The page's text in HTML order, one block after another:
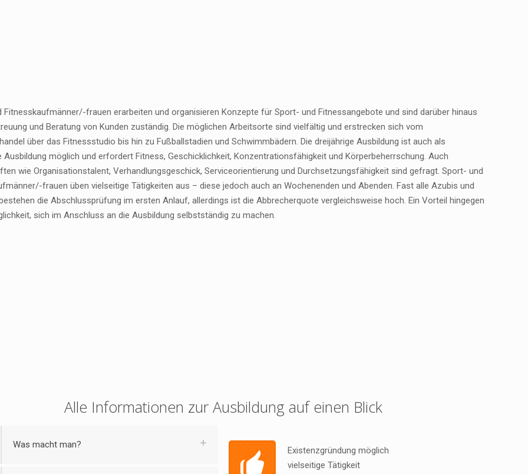
Fitnesskaufmänner/-frauen erarbeiten und organisieren Konzepte für Sport- und Fitnessangebote und sind darüber hinaus
und Beratung von Kunden zuständig. Die möglichen Arbeitsorte sind vielfältig und erstrecken sich vom
über das Fitnessstudio bis hin zu Fußballstadien und Schwimmbädern. Die dreijährige Ausbildung ist auch als
Ausbildung möglich und erfordert Fitness, Geschicklichkeit, Konzentrationsfähigkeit und Körperbeherrschung. Auch
wie Organisationstalent, Verhandlungsgeschick, Serviceorientierung und Durchsetzungsfähigkeit sind gefragt. Sport- und
frauen üben vielseitige Tätigkeiten aus – diese jedoch auch an Wochenenden und Abenden. Fast alle Azubis und
die Abschlussprüfung im ersten Anlauf, allerdings ist die Abbrecherquote vergleichsweise hoch. Ein Vorteil hingegen
sich im Anschluss an die Ausbildung selbstständig zu machen.
Alle Informationen zur Ausbildung auf einen Blick
Was macht man?
Existenzgründung möglich
vielseitige Tätigkeit